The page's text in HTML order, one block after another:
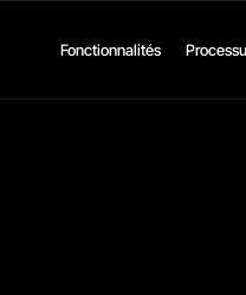
Fonctionnalités